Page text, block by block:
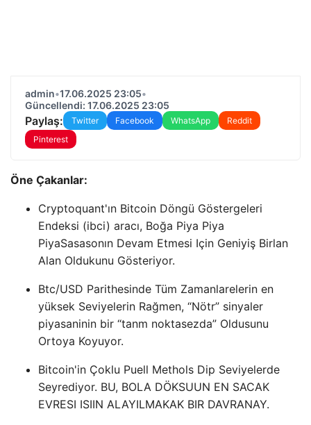
admin•17.06.2025 23:05•
Güncellendi: 17.06.2025 23:05
Paylaş: Twitter Facebook WhatsApp
Reddit
Pinterest
Öne Çakanlar:
Cryptoquant'ın Bitcoin Döngü Göstergeleri
Endeksi (ibci) aracı, Boğa Piya Piya
PiyaSasasonın Devam Etmesi Için Geniyiş Birlan
Alan Oldukunu Gösteriyor.
Btc/USD Parithesinde Tüm Zamanlarelerin en
yüksek Seviyelerin Rağmen, “Nötr” sinyaler
piyasaninin bir “tanm noktasezda” Oldusunu
Ortoya Koyuyor.
Bitcoin'in Çoklu Puell Methols Dip Seviyelerde
Seyrediyor. BU, BOLA DÖKSUUN EN SACAK
EVRESI ISIIN ALAYILMAKAK BIR DAVRANAY.